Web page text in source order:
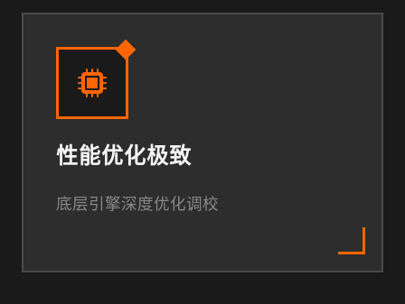
性能优化极致
底层引擎深度优化调校